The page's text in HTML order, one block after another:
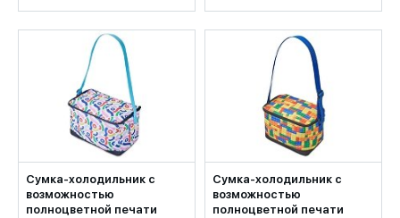
Сумка-холодильник с
возможностью
полноцветной печати
Сумка-холодильник с
возможностью
полноцветной печати